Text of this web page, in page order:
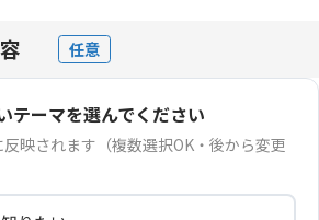
任意
テーマを選んでください
映されます（複数選択OK・後から変更